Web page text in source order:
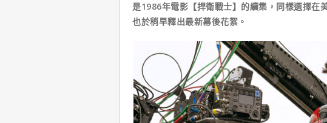
是1986年電影【捍衛戰士】的續集，同樣選擇在
也於稍早釋出最新幕後花絮。